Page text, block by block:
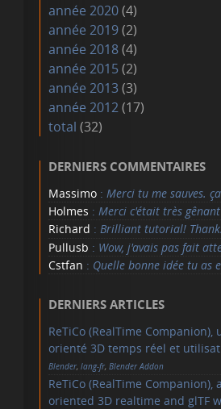
année 2020(4)
année 2019(2)
année 2018(4)
année 2015(2)
année 2013(3)
année 2012(17)
total(32)
DERNIERS COMMENTAIRES
Massimo : Merci tu me sauves.
Holmes :Merci c'était très gênant
Richard :Brilliant tutorial!
Pullusb : Wow, j'avais pas fait
Cstfan : Quelle bonne idée tu as
DERNIERS ARTICLES
ReTiCo (RealTime
orienté 3D temps réel et
Blender,lang-fr,Blender Addon
ReTiCo (RealTime
oriented 3D realtime and glTF